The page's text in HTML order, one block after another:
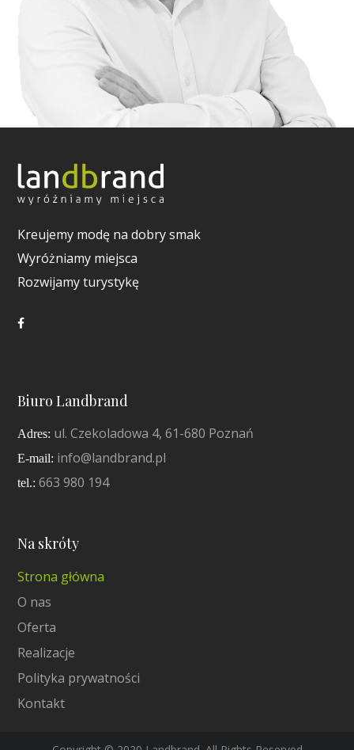
Kreujemy modę na dobry smak
Wyróżniamy miejsca
Rozwijamy turystykę
Biuro Landbrand
Adres: ul. Czekoladowa 4, 61-680 Poznań
E-mail: info@landbrand.pl
tel.: 663 980 194
Na skróty
Strona główna
O nas
Oferta
Realizacje
Polityka prywatności
Kontakt